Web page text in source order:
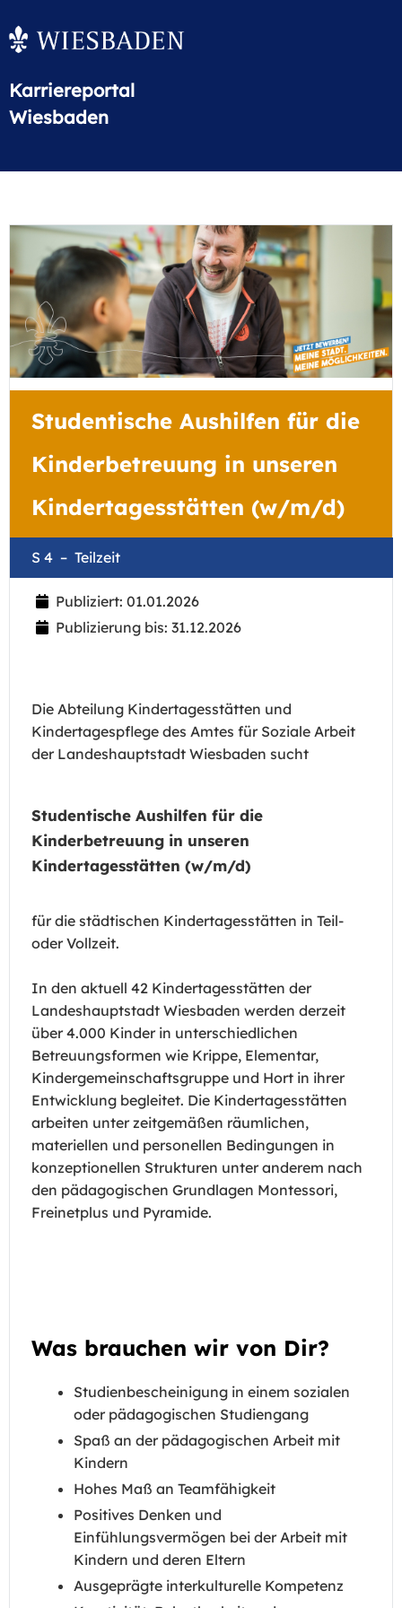
Karriereportal
Wiesbaden
Studentische Aushilfen für die
Kinderbetreuung in unseren
Kindertagesstätten (w/m/d)
S 4 Teilzeit
Publiziert: 01.01.2026
Publizierung bis: 31.12.2026
Die Abteilung Kindertagesstätten und
Kindertagespflege des Amtes für Soziale Arbeit
der Landeshauptstadt Wiesbaden sucht
Studentische Aushilfen für die
Kinderbetreuung in unseren
Kindertagesstätten (w/m/d)
für die städtischen Kindertagesstätten in Teil-
oder Vollzeit.
In den aktuell 42 Kindertagesstätten der
Landeshauptstadt Wiesbaden werden derzeit
über 4.000 Kinder in unterschiedlichen
Betreuungsformen wie Krippe, Elementar,
Kindergemeinschaftsgruppe und Hort in ihrer
Entwicklung begleitet. Die Kindertagesstätten
arbeiten unter zeitgemäßen räumlichen,
materiellen und personellen Bedingungen in
konzeptionellen Strukturen unter anderem nach
den pädagogischen Grundlagen Montessori,
Freinetplus und Pyramide.
Was brauchen wir von Dir?
Studienbescheinigung in einem sozialen
oder pädagogischen Studiengang
Spaß an der pädagogischen Arbeit mit
Kindern
Hohes Maß an Teamfähigkeit
Positives Denken und
Einfühlungsvermögen bei der Arbeit mit
Kindern und deren Eltern
Ausgeprägte interkulturelle Kompetenz